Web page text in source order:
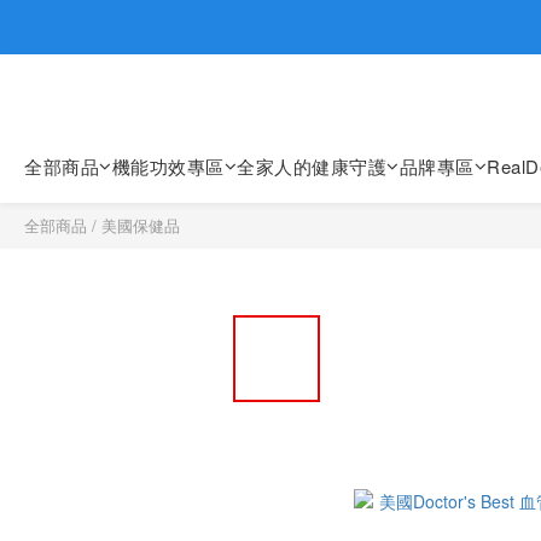
全部商品 機能功效專區 全家人的健康守護 品牌專區
全部商品 / 美國保健品